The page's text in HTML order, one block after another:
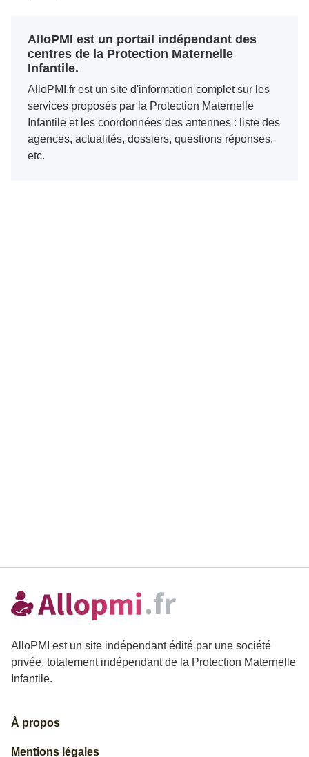
AlloPMI est un portail indépendant des
centres de la Protection Maternelle
Infantile.
AlloPMI.fr est un site d'information complet sur les
services proposés par la Protection Maternelle
Infantile et les coordonnées des antennes : liste des
agences, actualités, dossiers, questions réponses,
etc.
AlloPMI est un site indépendant édité par une société
privée, totalement indépendant de la Protection Maternelle
Infantile.
À propos
Mentions légales